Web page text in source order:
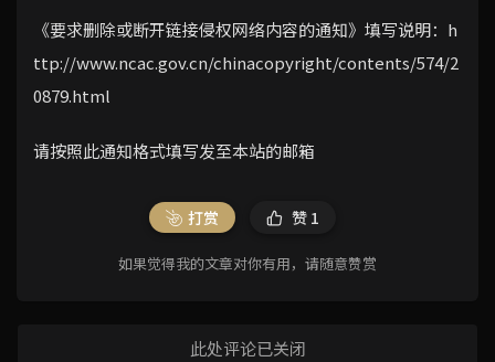
《要求删除或断开链接侵权网络内容的通知》填写说明： h
ttp://www.ncac.gov.cn/chinacopyright/contents/574/2
0879.html
请按照此通知格式填写发至本站的邮箱
打赏 赞 1
如果觉得我的文章对你有用，请随意赞赏
此处评论已关闭